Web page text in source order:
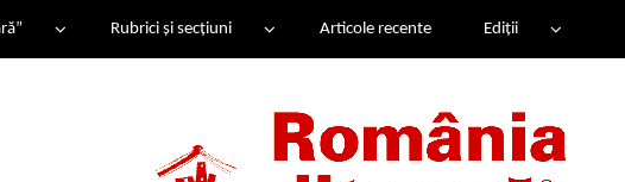
Rubrici și secțiuni Articole recente Ediții